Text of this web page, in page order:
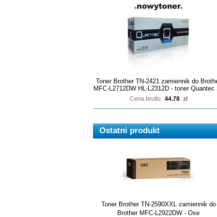
Toner Brother TN-2421 zamiennik do
MFC-L2712DW HL-L2312D - toner Quantec
Cena brutto: 44.78 zł
Ostatni produkt
Toner Brother TN-2590XXL zamiennik do
Brother MFC-L2922DW - Oxe